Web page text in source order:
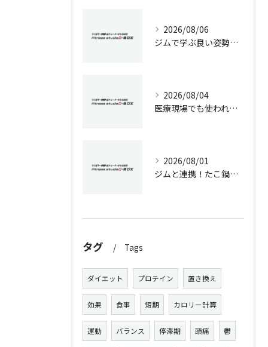
2026/08/06
ジムで学ぶ良い姿勢の作り方
2026/08/04
医療現場でも使われる加圧トレーニングの効果と専門的ダイエット戦略
2026/08/01
ジムと連携！たこ鍋で健康的に痩せる方法
タグ Tags
ダイエット プロテイン 置き換え
効果 食事 短期 カロリー計算
運動 バランス 停滞期 頭痛 鬱